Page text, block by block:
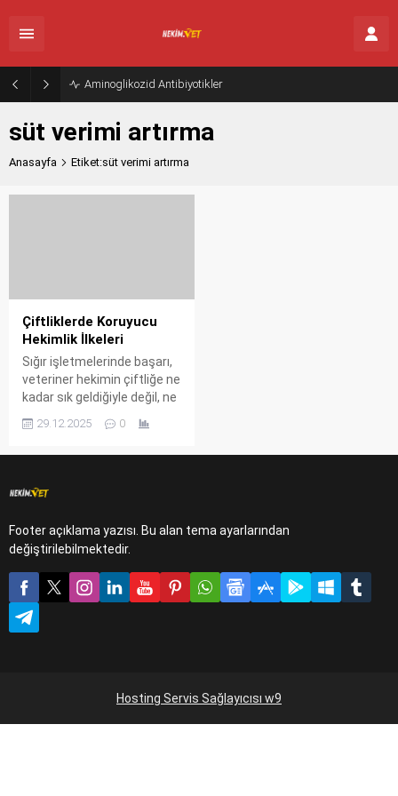
Aminoglikozid Antibiyotikler
süt verimi artırma
Anasayfa Etiket:süt verimi artırma
Çiftliklerde Koruyucu
Hekimlik İlkeleri
Sığır işletmelerinde başarı,
veteriner hekimin çiftliğe ne
kadar sık geldiğiyle değil, ne
çağrıldığıyla ölçülür. Bir ineği
zamanda dökülen süt,
Çiftliklerde koruyucu
hekimlik uygulamalarından
kısacası bahsedecek
olursam korumak ucuz ve...
29.12.2025 0
Footer açıklama yazısı. Bu alan tema ayarlarından
değiştirilebilmektedir.
Hosting Servis Sağlayıcısı w9